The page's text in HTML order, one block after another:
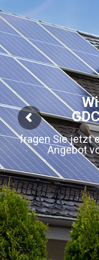
fragen Sie jetzt
Angebot